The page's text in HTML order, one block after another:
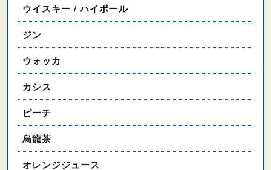
ウイスキー / ハイボール
ジン
ウォッカ
カシス
ピーチ
烏龍茶
オレンジジュース